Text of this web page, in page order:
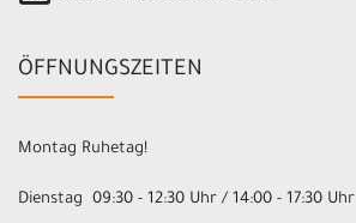
ÖFFNUNGSZEITEN
Montag Ruhetag!
Dienstag 09:30 - 12:30 Uhr / 14:00 - 17:30 Uhr